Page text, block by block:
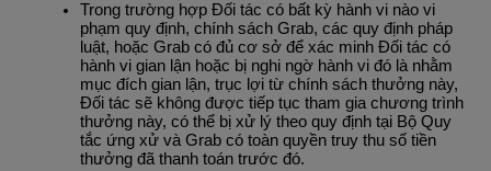
Trong trường hợp Đối tác có bất kỳ hành vi nào vi
phạm quy định, chính sách Grab, các quy định pháp
luật, hoặc Grab có đủ cơ sở để xác minh Đối tác có
hành vi gian lận hoặc bị nghi ngờ hành vi đó là nhằm
mục đích gian lận, trục lợi từ chính sách thưởng này,
Đối tác sẽ không được tiếp tục tham gia chương trình
thưởng này, có thể bị xử lý theo quy định tại Bộ Quy
tắc ứng xử và Grab có toàn quyền truy thu số tiền
thưởng đã thanh toán trước đó.